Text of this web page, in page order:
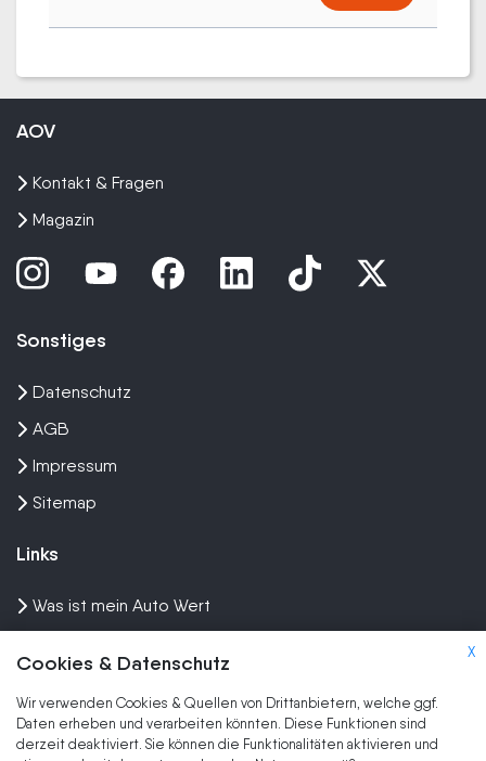
X
Cookies & Datenschutz
Wir verwenden Cookies & Quellen von Drittanbietern, welche ggf.
Daten erheben und verarbeiten könnten. Diese Funktionen sind
derzeit deaktiviert. Sie können die Funktionalitäten aktivieren und
AOV
Kontakt & Fragen
Magazin
Sonstiges
Datenschutz
AGB
Impressum
Sitemap
Links
Was ist mein Auto Wert
Wir kaufen dein Auto